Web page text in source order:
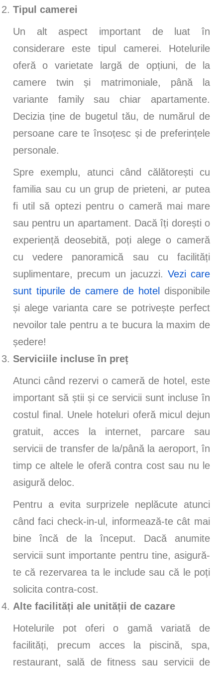
Tipul camerei
Un alt aspect important de luat în
considerare este tipul camerei. Hotelurile
oferă o varietate largă de opțiuni, de la
camere twin și matrimoniale, până la
variante family sau chiar apartamente.
Decizia ține de bugetul tău, de numărul de
persoane care te însoțesc și de preferințele
personale.
Spre exemplu, atunci când călătorești cu
familia sau cu un grup de prieteni, ar putea
fi util să optezi pentru o cameră mai mare
sau pentru un apartament. Dacă îți dorești o
experiență deosebită, poți alege o cameră
cu vedere panoramică sau cu facilități
suplimentare, precum un jacuzzi.Vezi care
sunt tipurile de camere de hotel
disponibile
și alege varianta care se potrivește perfect
nevoilor tale pentru a te bucura la maxim de
ședere!
Serviciile incluse în preț
Atunci când rezervi o cameră de hotel, este
important să știi și ce servicii sunt incluse în
costul final. Unele hoteluri oferă micul dejun
gratuit, acces la internet, parcare sau
servicii de transfer de la/până la aeroport, în
timp ce altele le oferă contra cost sau nu le
asigură deloc.
Pentru a evita surprizele neplăcute atunci
când faci check-in-ul, informează-te cât mai
bine încă de la început. Dacă anumite
servicii sunt importante pentru tine, asigură-
te că rezervarea ta le include sau că le poți
solicita contra-cost.
Alte facilități ale unității de cazare
Hotelurile pot oferi o gamă variată de
facilități, precum acces la piscină, spa,
restaurant, sală de fitness sau servicii de